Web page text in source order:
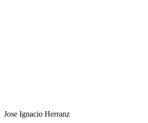
Jose Ignacio Herranz